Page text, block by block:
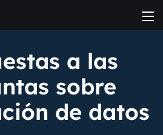
a las
sobre
de datos